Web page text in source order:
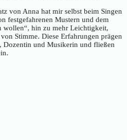
von Anna hat mir selbst beim Singen
festgefahrenen Mustern und dem
wollen“, hin zu mehr Leichtigkeit,
Stimme. Diese Erfahrungen prägen
Dozentin und Musikerin und fließen